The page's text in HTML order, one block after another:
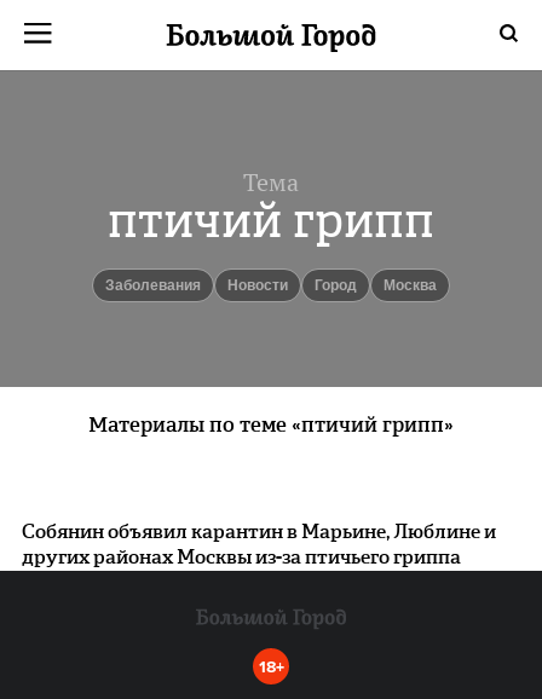
Тема
птичий грипп
заболевания новости город Москва
Материалы по теме «птичий грипп»
Собянин объявил карантин в Марьине, Люблине и
других районах Москвы из-за птичьего гриппа
18+